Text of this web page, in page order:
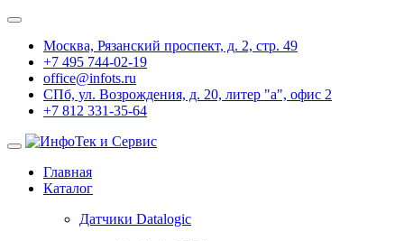
Москва, Рязанский проспект, д. 2, стр. 49
+7 495 744-02-19
office@infots.ru
СПб, ул. Возрождения, д. 20, литер "a", офис 2
+7 812 331-35-64
Главная
Каталог
Датчики Datalogic